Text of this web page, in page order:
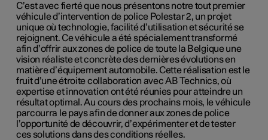
C’est avec fierté que nous présentons notre tout premier
véhicule d’intervention de police Polestar 2, un projet
unique où technologie, facilité d’utilisation et sécurité se
rejoignent. Ce véhicule a été spécialement transformé
afin d’offrir aux zones de police de toute la Belgique une
vision réaliste et concrète des dernières évolutions en
matière d’équipement automobile. Cette réalisation est le
fruit d’une étroite collaboration avec AB Technics, où
expertise et innovation ont été réunies pour atteindre un
résultat optimal. Au cours des prochains mois, le véhicule
parcourra le pays afin de donner aux zones de police
l’opportunité de découvrir, d’expérimenter et de tester
ces solutions dans des conditions réelles.